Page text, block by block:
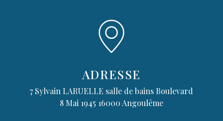
ADRESSE
7 Sylvain LARUELLE salle de bains Boulevard
8 Mai 1945 16000 Angoulême